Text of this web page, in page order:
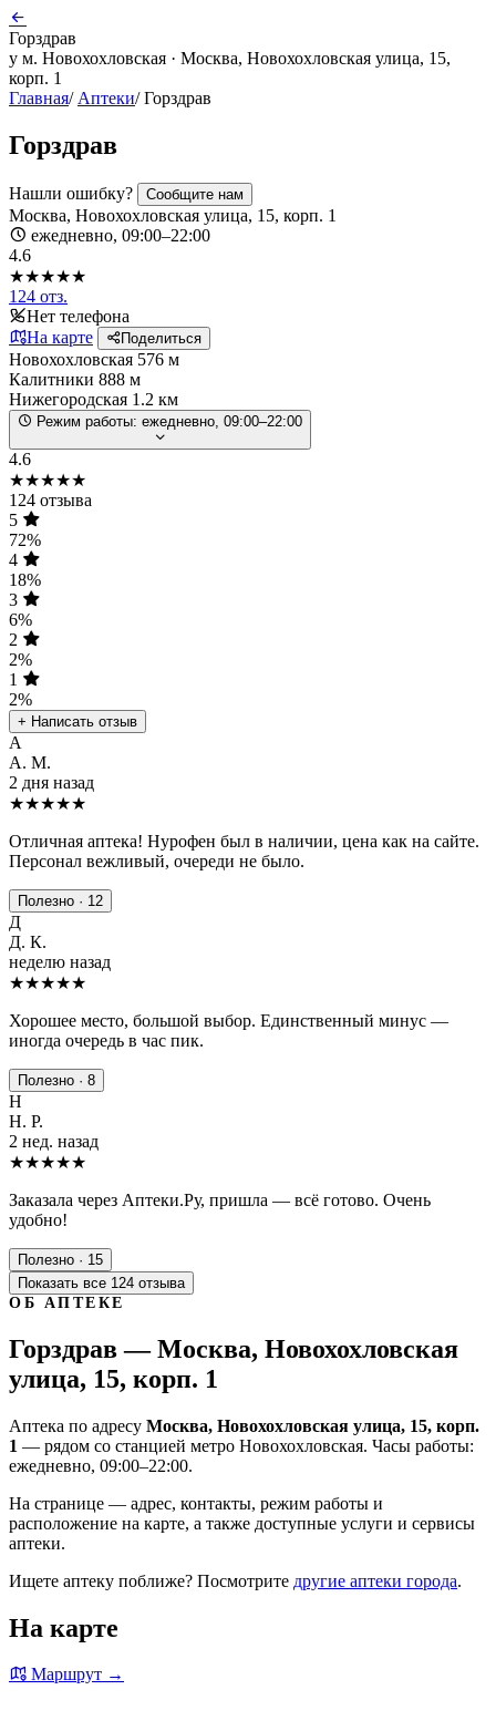
Горздрав
у м. Новохохловская · Москва, Новохохловская улица, 15,
корп. 1
Главная/ Аптеки/ Горздрав
Горздрав
Нашли ошибку? Сообщите нам
Москва, Новохохловская улица, 15, корп. 1
ежедневно, 09:00–22:00
4.6
★★★★★
124 отз.
Нет телефона
На карте
Поделиться
Новохохловская 576 м
Калитники 888 м
Нижегородская 1.2 км
Режим работы: ежедневно, 09:00–22:00
4.6
★★★★★
124 отзыва
5
72%
4
18%
3
6%
2
2%
1
2%
+ Написать отзыв
А
А. М.
2 дня назад
★★★★★
Отличная аптека! Нурофен был в наличии, цена как на сайте.
Персонал вежливый, очереди не было.
Полезно · 12
Д
Д. К.
неделю назад
★★★★★
Хорошее место, большой выбор. Единственный минус —
иногда очередь в час пик.
Полезно · 8
Н
Н. Р.
2 нед. назад
★★★★★
Заказала через Аптеки.Ру, пришла — всё готово. Очень
удобно!
Полезно · 15
Показать все 124 отзыва
ОБ АПТЕКЕ
Горздрав — Москва, Новохохловская
улица, 15, корп. 1
Аптека по адресу Москва, Новохохловская улица, 15, корп.
1 — рядом со станцией метро Новохохловская. Часы работы:
ежедневно, 09:00–22:00.
На странице — адрес, контакты, режим работы и
расположение на карте, а также доступные услуги и сервисы
аптеки.
Ищете аптеку поближе? Посмотрите другие аптеки города.
На карте
Маршрут →